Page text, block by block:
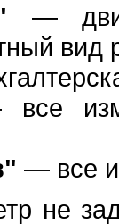
—
вид
— все
не